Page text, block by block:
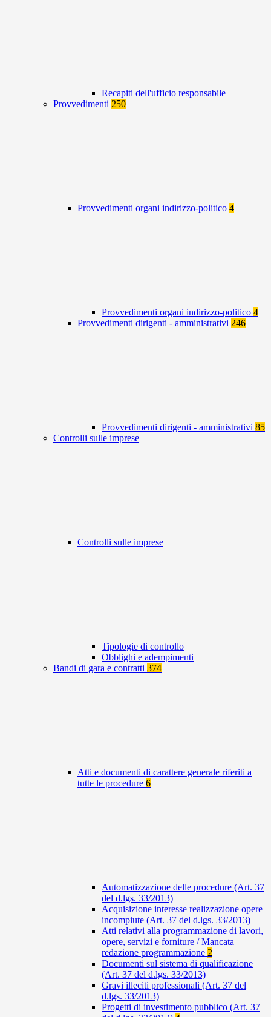
Recapiti dell'ufficio responsabile
Provvedimenti 250
Provvedimenti organi indirizzo-politico 4
Provvedimenti organi indirizzo-politico 4
Provvedimenti dirigenti - amministrativi 246
Provvedimenti dirigenti - amministrativi 85
Controlli sulle imprese
Controlli sulle imprese
Tipologie di controllo
Obblighi e adempimenti
Bandi di gara e contratti 374
Atti e documenti di carattere generale riferiti a
tutte le procedure 6
Automatizzazione delle procedure (Art. 37
del d.lgs. 33/2013)
Acquisizione interesse realizzazione opere
incompiute (Art. 37 del d.lgs. 33/2013)
Atti relativi alla programmazione di lavori,
opere, servizi e forniture / Mancata
redazione programmazione 2
Documenti sul sistema di qualificazione
(Art. 37 del d.lgs. 33/2013)
Gravi illeciti professionali (Art. 37 del
d.lgs. 33/2013)
Progetti di investimento pubblico (Art. 37